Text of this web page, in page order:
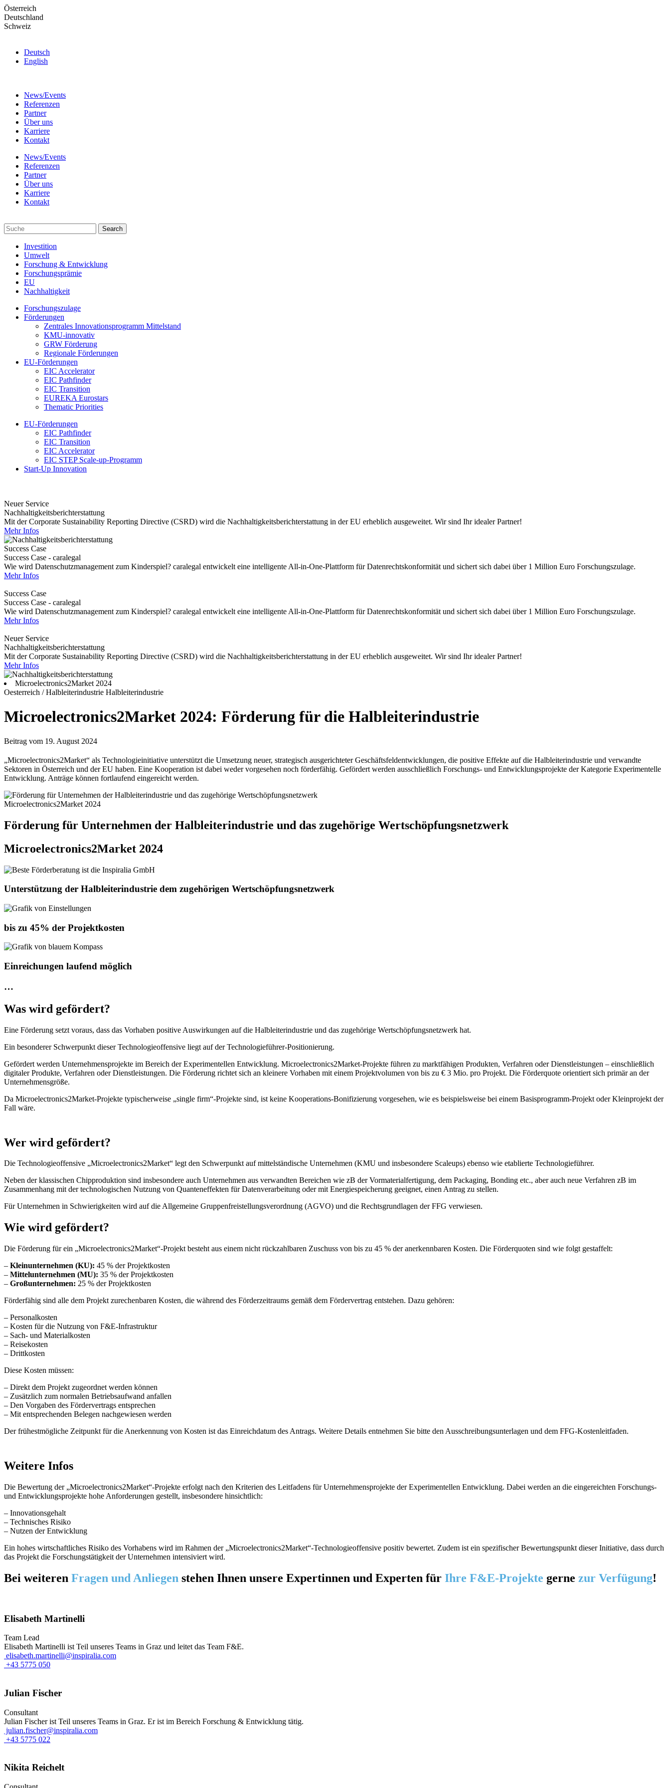
Skip
to
the
Österreich
Deutschland
Schweiz
Deutsch
English
News/Events
Referenzen
Partner
Über uns
Karriere
Kontakt
News/Events
Referenzen
Partner
Über uns
Karriere
Kontakt
Investition
Umwelt
Forschung & Entwicklung
Forschungsprämie
EU
Nachhaltigkeit
Forschungszulage
Förderungen
Zentrales Innovationsprogramm Mittelstand
KMU-innovativ
GRW Förderung
Regionale Förderungen
EU-Förderungen
EIC Accelerator
EIC Pathfinder
EIC Transition
EUREKA Eurostars
Thematic Priorities
EU-Förderungen
EIC Pathfinder
EIC Transition
EIC Accelerator
EIC STEP Scale-up-Programm
Start-Up Innovation
Neuer Service
Nachhaltigkeitsberichterstattung
Mit der Corporate Sustainability Reporting Directive (CSRD) wird die Nachhaltigkeitsberichterstattung in der EU erheblich ausgeweitet. Wir sind Ihr idealer Partner!
Mehr Infos
Success Case
Success Case - caralegal
Wie wird Datenschutzmanagement zum Kinderspiel? caralegal entwickelt eine intelligente All-in-One-Plattform für Datenrechtskonformität und sichert sich dabei über 1 Million Euro Forschungszulage.
Mehr Infos
Success Case
Success Case - caralegal
Wie wird Datenschutzmanagement zum Kinderspiel? caralegal entwickelt eine intelligente All-in-One-Plattform für Datenrechtskonformität und sichert sich dabei über 1 Million Euro Forschungszulage.
Mehr Infos
Neuer Service
Nachhaltigkeitsberichterstattung
Mit der Corporate Sustainability Reporting Directive (CSRD) wird die Nachhaltigkeitsberichterstattung in der EU erheblich ausgeweitet. Wir sind Ihr idealer Partner!
Mehr Infos
Microelectronics2Market 2024
Oesterreich / Halbleiterindustrie Halbleiterindustrie
Microelectronics2Market 2024: Förderung für die Halbleiterindustrie
Beitrag vom 19. August 2024
„Microelectronics2Market“ als Technologieinitiative unterstützt die Umsetzung neuer, strategisch ausgerichteter Geschäftsfeldentwicklungen, die positive Effekte auf die Halbleiterindustrie und verwandte
Sektoren in Österreich und der EU haben. Eine Kooperation ist dabei weder vorgesehen noch förderfähig. Gefördert werden ausschließlich Forschungs- und Entwicklungsprojekte der Kategorie Experimentelle
Entwicklung. Anträge können fortlaufend eingereicht werden.
Microelectronics2Market 2024
Förderung für Unternehmen der Halbleiterindustrie und das zugehörige Wertschöpfungsnetzwerk
Microelectronics2Market 2024
Unterstützung der Halbleiterindustrie dem zugehörigen Wertschöpfungsnetzwerk
bis zu 45% der Projektkosten
Einreichungen laufend möglich
…
Was wird gefördert?
Eine Förderung setzt voraus, dass das Vorhaben positive Auswirkungen auf die Halbleiterindustrie und das zugehörige Wertschöpfungsnetzwerk hat.
Ein besonderer Schwerpunkt dieser Technologieoffensive liegt auf der Technologieführer-Positionierung.
Gefördert werden Unternehmensprojekte im Bereich der Experimentellen Entwicklung. Microelectronics2Market-Projekte führen zu marktfähigen Produkten, Verfahren oder Dienstleistungen – einschließlich
digitaler Produkte, Verfahren oder Dienstleistungen. Die Förderung richtet sich an kleinere Vorhaben mit einem Projektvolumen von bis zu € 3 Mio. pro Projekt. Die Förderquote orientiert sich primär an der
Unternehmensgröße.
Da Microelectronics2Market-Projekte typischerweise „single firm“-Projekte sind, ist keine Kooperations-Bonifizierung vorgesehen, wie es beispielsweise bei einem Basisprogramm-Projekt oder Kleinprojekt der
Fall wäre.
Wer wird gefördert?
Die Technologieoffensive „Microelectronics2Market“ legt den Schwerpunkt auf mittelständische Unternehmen (KMU und insbesondere Scaleups) ebenso wie etablierte Technologieführer.
Neben der klassischen Chipproduktion sind insbesondere auch Unternehmen aus verwandten Bereichen wie zB der Vormaterialfertigung, dem Packaging, Bonding etc., aber auch neue Verfahren zB im
Zusammenhang mit der technologischen Nutzung von Quanteneffekten für Datenverarbeitung oder mit Energiespeicherung geeignet, einen Antrag zu stellen.
Für Unternehmen in Schwierigkeiten wird auf die Allgemeine Gruppenfreistellungsverordnung (AGVO) und die Rechtsgrundlagen der FFG verwiesen.
Wie wird gefördert?
Die Förderung für ein „Microelectronics2Market“-Projekt besteht aus einem nicht rückzahlbaren Zuschuss von bis zu 45 % der anerkennbaren Kosten. Die Förderquoten sind wie folgt gestaffelt:
– Kleinunternehmen (KU): 45 % der Projektkosten
– Mittelunternehmen (MU): 35 % der Projektkosten
– Großunternehmen: 25 % der Projektkosten
Förderfähig sind alle dem Projekt zurechenbaren Kosten, die während des Förderzeitraums gemäß dem Fördervertrag entstehen. Dazu gehören:
– Personalkosten
– Kosten für die Nutzung von F&E-Infrastruktur
– Sach- und Materialkosten
– Reisekosten
– Drittkosten
Diese Kosten müssen:
– Direkt dem Projekt zugeordnet werden können
– Zusätzlich zum normalen Betriebsaufwand anfallen
– Den Vorgaben des Fördervertrags entsprechen
– Mit entsprechenden Belegen nachgewiesen werden
Der frühestmögliche Zeitpunkt für die Anerkennung von Kosten ist das Einreichdatum des Antrags. Weitere Details entnehmen Sie bitte den Ausschreibungsunterlagen und dem FFG-Kostenleitfaden.
Weitere Infos
Die Bewertung der „Microelectronics2Market“-Projekte erfolgt nach den Kriterien des Leitfadens für Unternehmensprojekte der Experimentellen Entwicklung. Dabei werden an die eingereichten Forschungs-
und Entwicklungsprojekte hohe Anforderungen gestellt, insbesondere hinsichtlich:
– Innovationsgehalt
– Technisches Risiko
– Nutzen der Entwicklung
Ein hohes wirtschaftliches Risiko des Vorhabens wird im Rahmen der „Microelectronics2Market“-Technologieoffensive positiv bewertet. Zudem ist ein spezifischer Bewertungspunkt dieser Initiative, dass durch
das Projekt die Forschungstätigkeit der Unternehmen intensiviert wird.
Bei weiteren Fragen und Anliegen stehen Ihnen unsere Expertinnen und Experten für Ihre F&E-Projekte gerne zur Verfügung!
Elisabeth Martinelli
Team Lead
Elisabeth Martinelli ist Teil unseres Teams in Graz und leitet das Team F&E.
elisabeth.martinelli@inspiralia.com
+43 5775 050
Julian Fischer
Consultant
Julian Fischer ist Teil unseres Teams in Graz. Er ist im Bereich Forschung & Entwicklung tätig.
julian.fischer@inspiralia.com
+43 5775 022
Nikita Reichelt